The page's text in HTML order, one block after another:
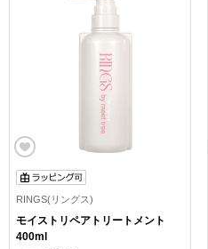
RINGS(リングス)
モイストリペアトリートメント
400ml